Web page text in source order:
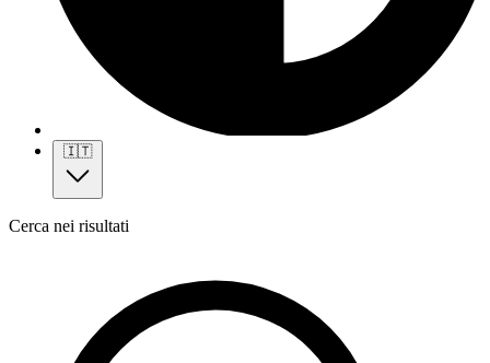
🇮🇹
Cerca nei risultati